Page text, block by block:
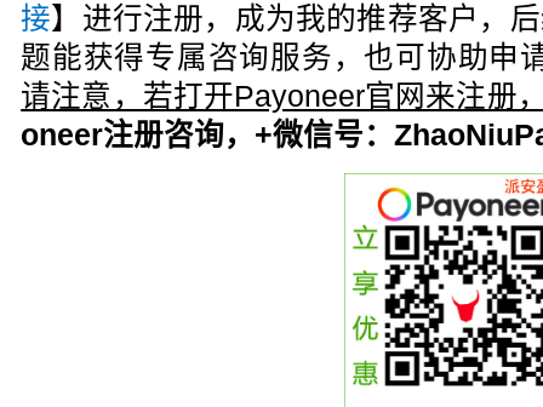
接】进行注册，成为我的推荐客户，
题能获得专属咨询服务，也可协助申
请注意，若打开Payoneer官网来注册
oneer注册咨询，+微信号：